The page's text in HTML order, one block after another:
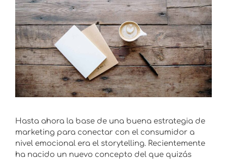
Hasta ahora la base de una buena estrategia de
marketing para conectar con el consumidor a
nivel emocional era el storytelling. Recientemente
ha nacido un nuevo concepto del que quizás